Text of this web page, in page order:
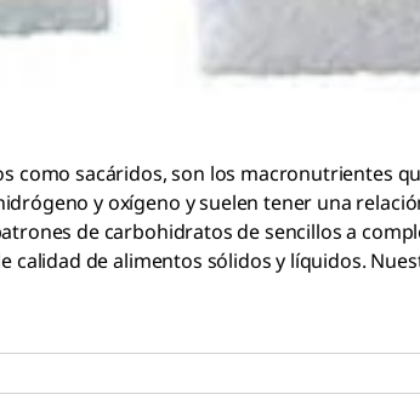
como sacáridos, son los macronutrientes
y oxígeno y suelen tener una
de carbohidratos de sencillos a
calidad de alimentos sólidos y líquidos.